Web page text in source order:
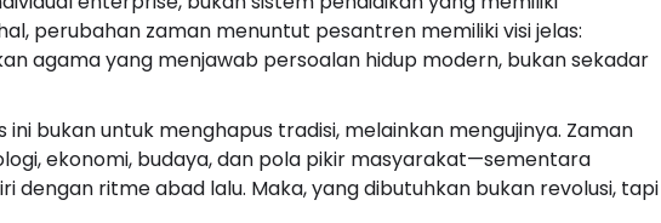
perubahan zaman menuntut pesantren memiliki visi jelas:
agama yang menjawab persoalan hidup modern, bukan sekadar
bukan untuk menghapus tradisi, melainkan mengujinya. Zaman
ekonomi, budaya, dan pola pikir masyarakat—sementara
dengan ritme abad lalu. Maka, yang dibutuhkan bukan revolusi, tapi